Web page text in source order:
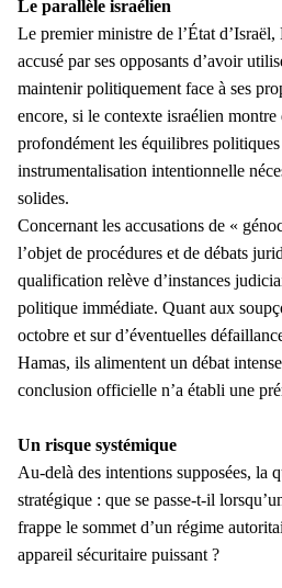
Le parallèle israélien
Le premier ministre de l’État
accusé par ses opposants d’avoir
maintenir politiquement face à ses
encore, si le contexte israélien
profondément les équilibres
instrumentalisation intentionnelle
solides.
Concernant les accusations de «
l’objet de procédures et de débats
qualification relève d’instances
politique immédiate. Quant aux
octobre et sur d’éventuelles
Hamas, ils alimentent un débat
conclusion officielle n’a établi une
Un risque systémique
Au-delà des intentions supposées, la
stratégique : que se passe-t-il
frappe le sommet d’un régime
appareil sécuritaire puissant ?